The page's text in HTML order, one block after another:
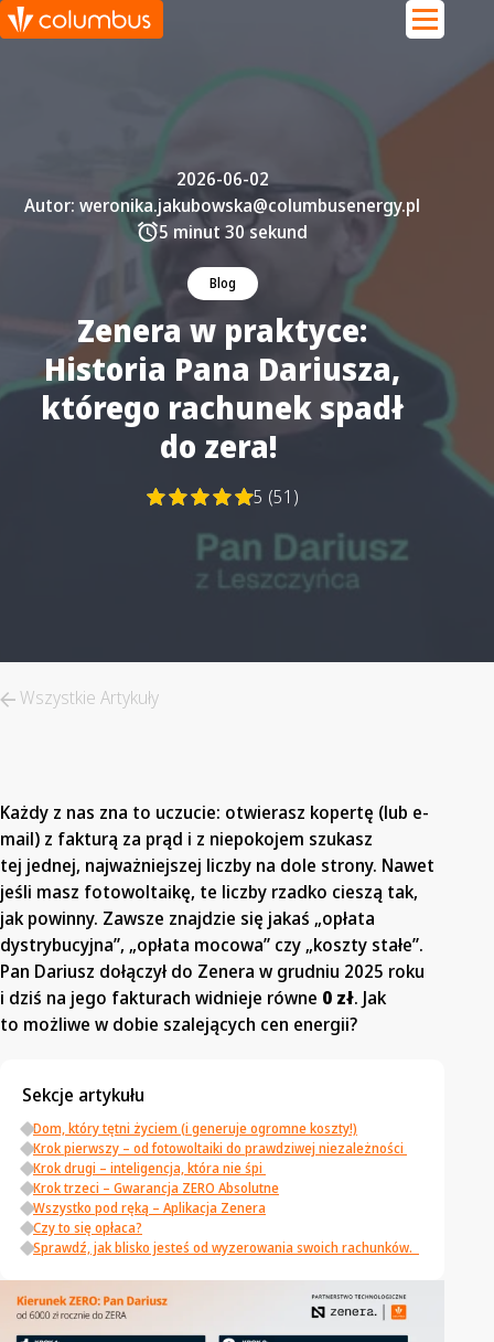
Blog
2026-06-02
Autor: weronika.jakubowska@columbusenergy.pl
5 minut 30 sekund
Zenera w praktyce:
Historia Pana Dariusza,
którego rachunek spadł
do zera!
5 (51)
Wszystkie Artykuły
Każdy z nas zna to uczucie: otwierasz kopertę (lub e-
mail) z fakturą za prąd i z niepokojem szukasz
tej jednej, najważniejszej liczby na dole strony. Nawet
jeśli masz fotowoltaikę, te liczby rzadko cieszą tak,
jak powinny. Zawsze znajdzie się jakaś „opłata
dystrybucyjna”, „opłata mocowa” czy „koszty stałe”.
Pan Dariusz dołączył do Zenera w grudniu 2025 roku
i dziś na jego fakturach widnieje równe 0 zł. Jak
to możliwe w dobie szalejących cen energii?
Sekcje artykułu
Dom, który tętni życiem (i generuje ogromne koszty!)
Krok pierwszy – od fotowoltaiki do prawdziwej niezależności
Krok drugi – inteligencja, która nie śpi
Krok trzeci – Gwarancja ZERO Absolutne
Wszystko pod ręką – Aplikacja Zenera
Czy to się opłaca?
Sprawdź, jak blisko jesteś od wyzerowania swoich rachunków.